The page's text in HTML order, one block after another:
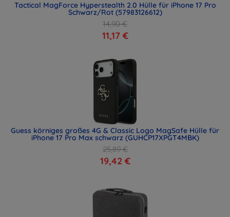
Tactical MagForce Hyperstealth 2.0 Hülle für iPhone 17 Pro
Schwarz/Rot (57983126612)
14,90 €
11,17 €
Guess körniges großes 4G & Classic Logo MagSafe Hülle für
iPhone 17 Pro Max schwarz (GUHCP17XPGT4MBK)
25,89 €
19,42 €